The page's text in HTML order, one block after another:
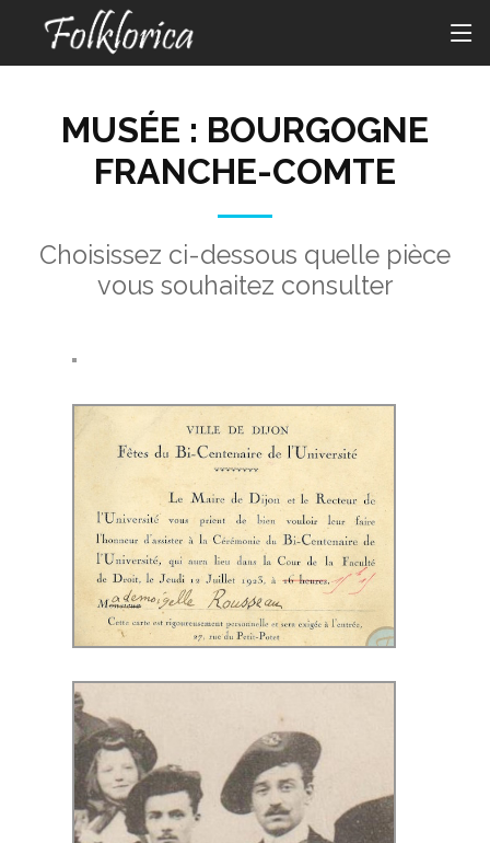
MUSÉE : BOURGOGNE
FRANCHE-COMTE
Choisissez ci-dessous quelle pièce
vous souhaitez consulter